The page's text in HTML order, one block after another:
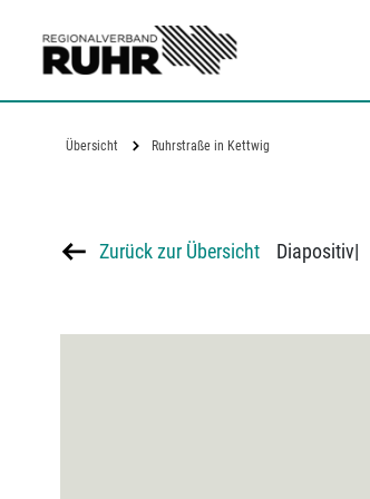
Übersicht Ruhrstraße in Kettwig
Zurück zur Übersicht Diapositiv|